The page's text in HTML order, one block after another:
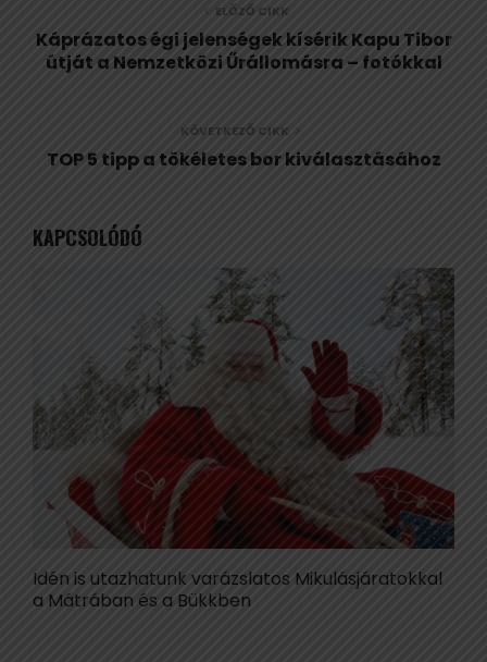
ELŐZŐ CIKK
Káprázatos égi jelenségek kísérik Kapu Tibor
útját a Nemzetközi Űrállomásra – fotókkal
KÖVETKEZŐ CIKK
TOP 5 tipp a tökéletes bor kiválasztásához
KAPCSOLÓDÓ
Idén is utazhatunk varázslatos Mikulásjáratokkal
a Mátrában és a Bükkben